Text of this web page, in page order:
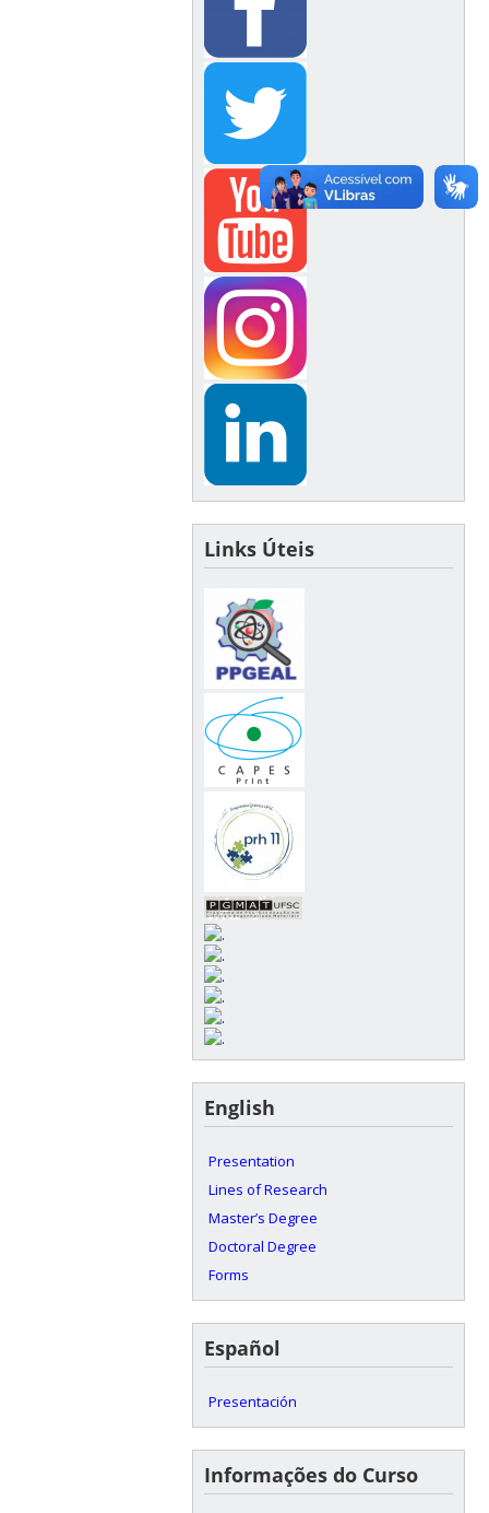
Links Úteis
English
Presentation
Lines of Research
Master’s Degree
Doctoral Degree
Forms
Español
Presentación
Informações do Curso